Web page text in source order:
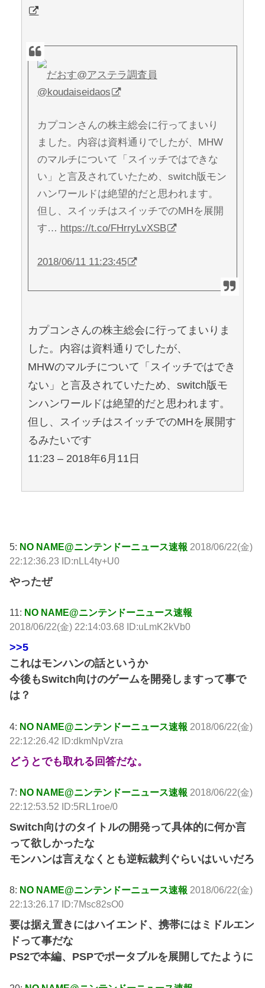
だおす@アステラ調査員
@koudaiseidaos
カプコンさんの株主総会に行ってまいり
ました。内容は資料通りでしたが、MHW
のマルチについて「スイッチではできな
い」と言及されていたため、switch版モン
ハンワールドは絶望的だと思われます。
但し、スイッチはスイッチでのMHを展開
す… https://t.co/FHrryLvXSB
2018/06/11 11:23:45
カプコンさんの株主総会に行ってまいりま
した。内容は資料通りでしたが、
MHWのマルチについて「スイッチではでき
ない」と言及されていたため、switch版モ
ンハンワールドは絶望的だと思われます。
但し、スイッチはスイッチでのMHを展開す
るみたいです
11:23 – 2018年6月11日
5: NO NAME@ニンテンドーニュース速報 2018/06/22(金)
22:12:36.23 ID:nLL4ty+U0
やったぜ
11: NO NAME@ニンテンドーニュース速報
2018/06/22(金) 22:14:03.68 ID:uLmK2kVb0
>>5
これはモンハンの話というか
今後もSwitch向けのゲームを開発しますって事で
は？
4: NO NAME@ニンテンドーニュース速報 2018/06/22(金)
22:12:26.42 ID:dkmNpVzra
どうとでも取れる回答だな。
7: NO NAME@ニンテンドーニュース速報 2018/06/22(金)
22:12:53.52 ID:5RL1roe/0
Switch向けのタイトルの開発って具体的に何か言
って欲しかったな
モンハンは言えなくとも逆転裁判ぐらいはいいだろ
8: NO NAME@ニンテンドーニュース速報 2018/06/22(金)
22:13:26.17 ID:7Msc82sO0
要は据え置きにはハイエンド、携帯にはミドルエン
ドって事だな
PS2で本編、PSPでポータブルを展開してたように